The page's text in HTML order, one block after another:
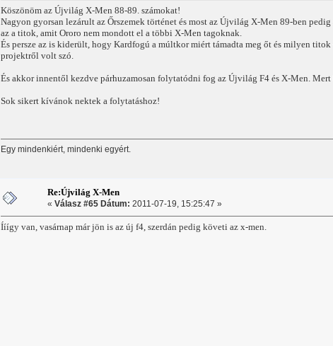
Köszönöm az Újvilág X-Men 88-89. számokat!
Nagyon gyorsan lezárult az Őrszemek történet és most az Újvilág X-Men 89-ben
az a titok, amit Ororo nem mondott el a többi X-Men tagoknak.
És persze az is kiderült, hogy Kardfogú a múltkor miért támadta meg őt és milyen
projektről volt szó.
És akkor innentől kezdve párhuzamosan folytatódni fog az Újvilág F4 és X-Men. Mert
Sok sikert kívánok nektek a folytatáshoz!
Egy mindenkiért, mindenki egyért.
Re:Újvilág X-Men
« Válasz #65 Dátum: 2011-07-19, 15:25:47 »
Ííígy van, vasárnap már jön is az új f4, szerdán pedig követi az x-men.